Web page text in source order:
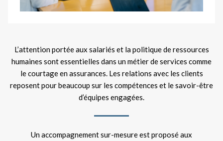
L’attention portée aux salariés et la politique de ressources
humaines sont essentielles dans un métier de services comme
le courtage en assurances. Les relations avec les clients
reposent pour beaucoup sur les compétences et le savoir-être
d’équipes engagées.
Un accompagnement sur-mesure est proposé aux